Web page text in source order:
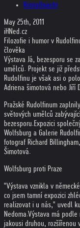
Kristallnacht
May 25th, 2011
iHNed.cz
Filozofie i humor v
člověka
Výstava Já, bezesporu se
umělců. Projekt se již
Rudolfinu je však asi o
Adriena šimotová nebo Jiří
Pražské Rudolfinum
světových umělců
bezesporu.Expozici
Wolfsburg a Galerie
fotograf Richard
Šimotová.
Wolfsburg proti Praze
"Výstava vznikla v
co jsem tamní expozici
realizovat i u nás," uvedl
Nedoma.Výstava má
jakousi druhou, rozšířenou